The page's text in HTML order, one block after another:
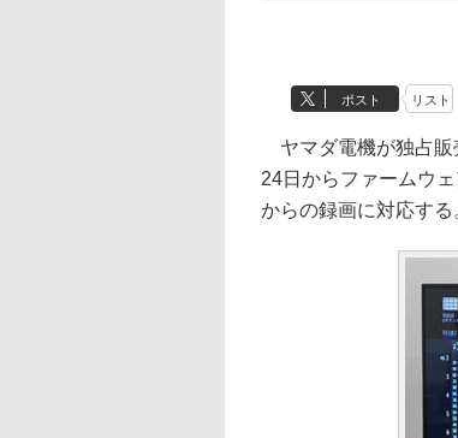
ポスト リスト
ヤマダ電機が独占販
24日からファームウ
からの録画に対応する